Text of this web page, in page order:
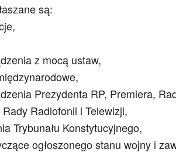
są:
z mocą ustaw,
Prezydenta RP, Premiera,
Radiofonii i Telewizji,
Trybunału Konstytucyjnego,
ogłoszonego stanu wojny i